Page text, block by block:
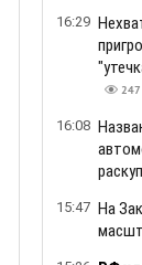
16:29
247
16:08
15:47 На